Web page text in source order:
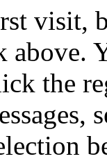
visit,
the